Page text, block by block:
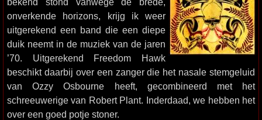
onverkende horizons, krijg ik weer
uitgerekend een band die een diepe
duik neemt in de muziek van de jaren
’70. Uitgerekend Freedom Hawk
beschikt daarbij over een zanger die het nasale stemgeluid
van Ozzy Osbourne heeft, gecombineerd met het
schreeuwerige van Robert Plant. Inderdaad, we hebben het
over een goed potje stoner.